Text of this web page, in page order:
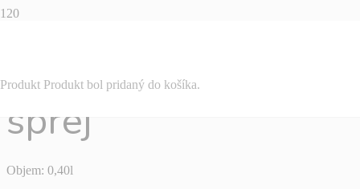
Produkt Produkt bol pridaný do košíka.
DC Aluminium
sprej
Objem: 0,40l